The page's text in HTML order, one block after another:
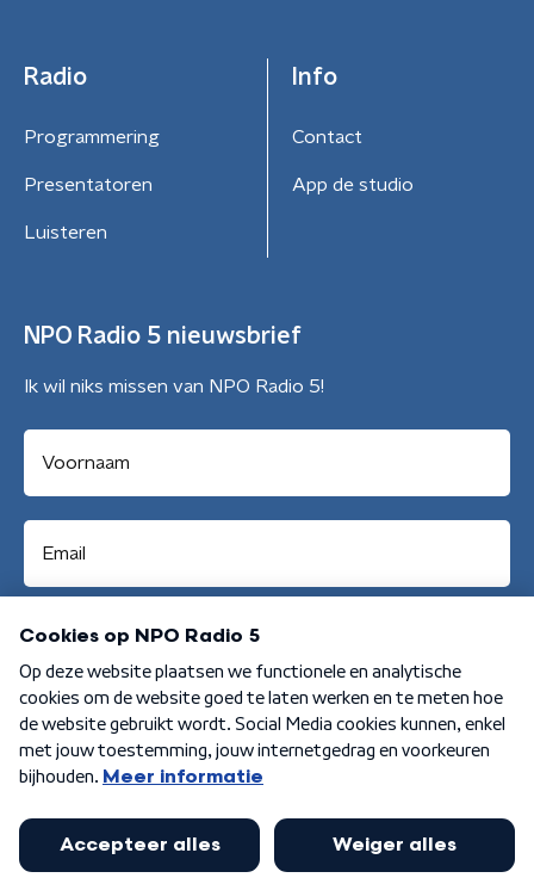
Radio
Programmering
Presentatoren
Luisteren
Info
Contact
App de studio
NPO Radio 5 nieuwsbrief
Ik wil niks missen van NPO Radio 5!
Aanmelden
Algemene voorwaarden